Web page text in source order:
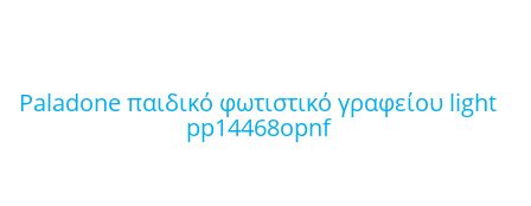
paladone παιδικό φωτιστικό γραφείου light
pp14468opnf